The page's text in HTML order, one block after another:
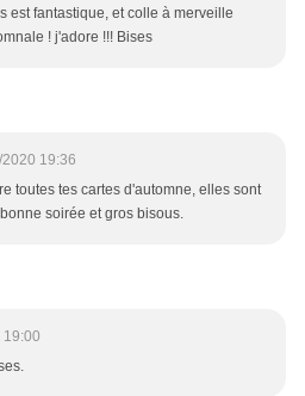
est fantastique, et colle à merveille
! j'adore !!! Bises
19:36
toutes tes cartes d'automne, elles sont
soirée et gros bisous.